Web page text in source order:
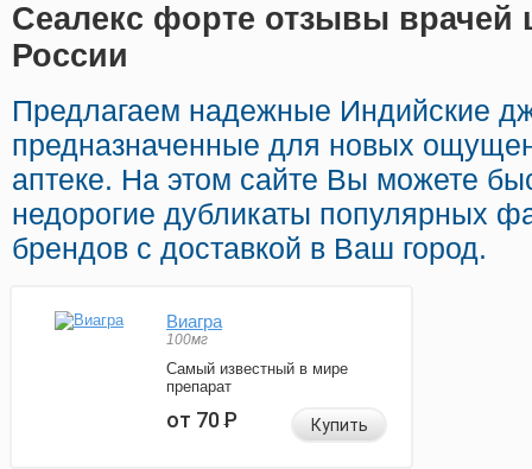
Сеалекс форте отзывы врачей
России
Предлагаем надежные Индийские
предназначенные для новых
аптеке. На этом сайте Вы можете
недорогие дубликаты популярных
брендов с доставкой в Ваш город.
Виагра
100мг
Самый известный в мире
препарат
от 70Р Купить